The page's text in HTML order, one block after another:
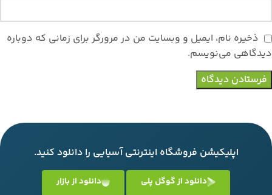
ذخیره نام، ایمیل و وبسایت من در مرورگر برای زمانی که دوباره
دیدگاهی می‌نویسم.
اپلیکیشن فروشگاه اینترنتی آسیایی را دانلود کنید.
دانلود از گوگل پلی دانلود از بازار